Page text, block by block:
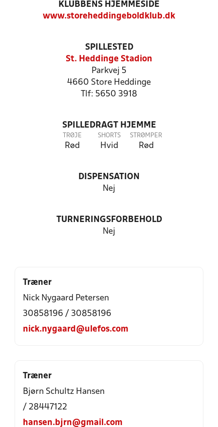
KLUBBENS HJEMMESIDE
www.storeheddingeboldklub.dk
SPILLESTED
St. Heddinge Stadion
Parkvej 5
4660 Store Heddinge
Tlf: 5650 3918
SPILLEDRAGT HJEMME
TRØJE
Rød
SHORTS
Hvid
STRØMPER
Rød
DISPENSATION
Nej
TURNERINGSFORBEHOLD
Nej
Træner
Nick Nygaard Petersen
30858196 / 30858196
nick.nygaard@ulefos.com
Træner
Bjørn Schultz Hansen
/ 28447122
hansen.bjrn@gmail.com